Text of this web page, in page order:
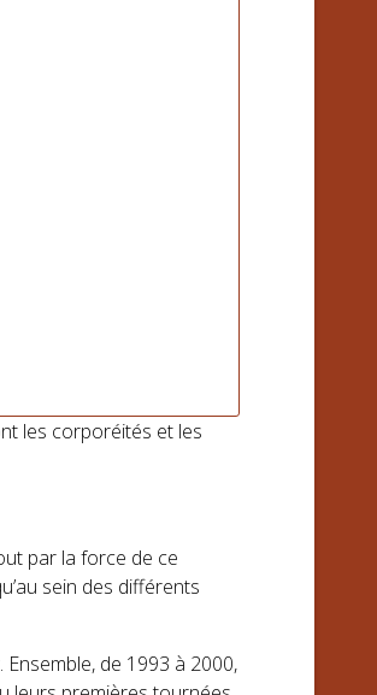
les corporéités et les
par la force de ce
sein des différents
de 1993 à 2000,